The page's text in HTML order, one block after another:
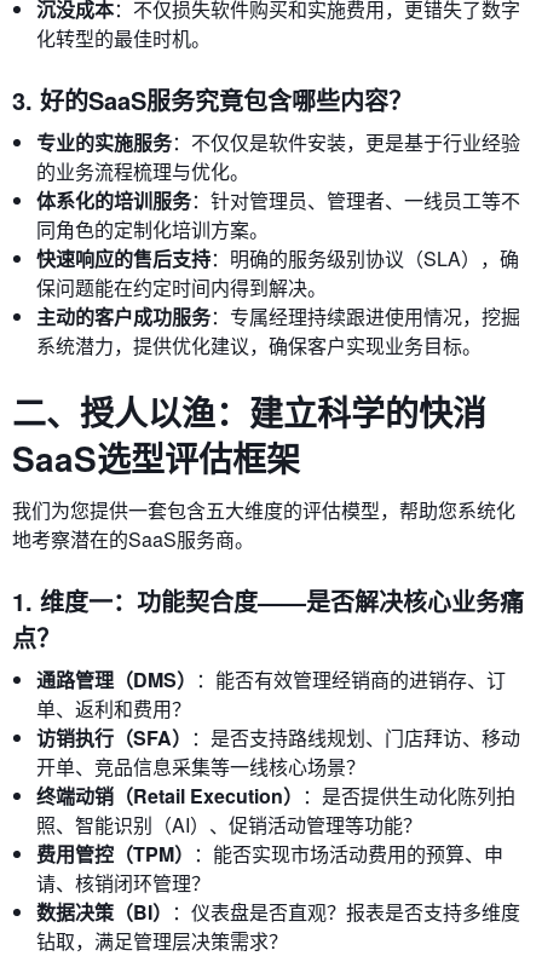
沉没成本：不仅损失软件购买和实施费用，更错失了数字
化转型的最佳时机。
3. 好的SaaS服务究竟包含哪些内容？
专业的实施服务：不仅仅是软件安装，更是基于行业经验
的业务流程梳理与优化。
体系化的培训服务：针对管理员、管理者、一线员工等不
同角色的定制化培训方案。
快速响应的售后支持：明确的服务级别协议（SLA），确
保问题能在约定时间内得到解决。
主动的客户成功服务：专属经理持续跟进使用情况，挖掘
系统潜力，提供优化建议，确保客户实现业务目标。
二、授人以渔：建立科学的快消
SaaS选型评估框架
我们为您提供一套包含五大维度的评估模型，帮助您系统化
地考察潜在的SaaS服务商。
1. 维度一：功能契合度——是否解决核心业务痛
点？
通路管理（DMS） ：能否有效管理经销商的进销存、订
单、返利和费用？
访销执行（SFA） ：是否支持路线规划、门店拜访、移动
开单、竞品信息采集等一线核心场景？
终端动销（Retail Execution） ：是否提供生动化陈列拍
照、智能识别（AI）、促销活动管理等功能？
费用管控（TPM） ：能否实现市场活动费用的预算、申
请、核销闭环管理？
数据决策（BI） ：仪表盘是否直观？报表是否支持多维度
钻取，满足管理层决策需求？